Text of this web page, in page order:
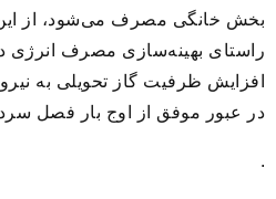
بخش خانگی مصرف می‌شود، از این
راستای بهینه‌سازی مصرف انرژی
افزایش ظرفیت گاز تحویلی به
در عبور موفق از اوج بار فصل
.